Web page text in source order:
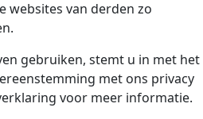
websites van derden zo
gebruiken, stemt u in met het
met ons privacy
voor meer informatie.